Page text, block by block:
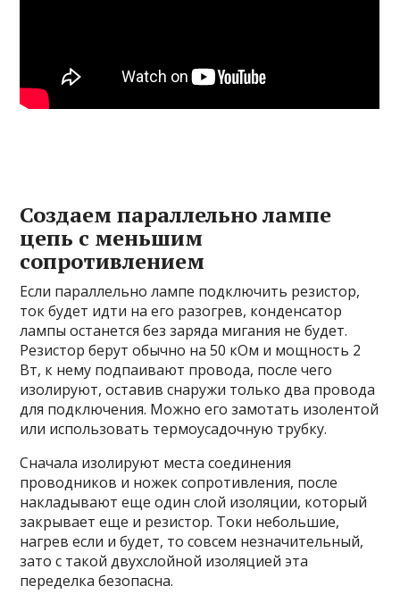
Создаем параллельно лампе
цепь с меньшим
сопротивлением
Если параллельно лампе подключить резистор,
ток будет идти на его разогрев, конденсатор
лампы останется без заряда мигания не будет.
Резистор берут обычно на 50 кОм и мощность 2
Вт, к нему подпаивают провода, после чего
изолируют, оставив снаружи только два провода
для подключения. Можно его замотать изолентой
или использовать термоусадочную трубку.
Сначала изолируют места соединения
проводников и ножек сопротивления, после
накладывают еще один слой изоляции, который
закрывает еще и резистор. Токи небольшие,
нагрев если и будет, то совсем незначительный,
зато с такой двухслойной изоляцией эта
переделка безопасна.